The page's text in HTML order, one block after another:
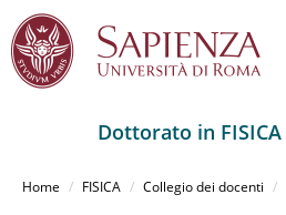
Dottorato in FISICA
Home FISICA Collegio dei docenti